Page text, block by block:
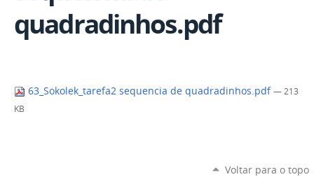
quadradinhos.pdf
63_Sokolek_tarefa2 sequencia de quadradinhos.pdf — 213
KB
Voltar para o topo